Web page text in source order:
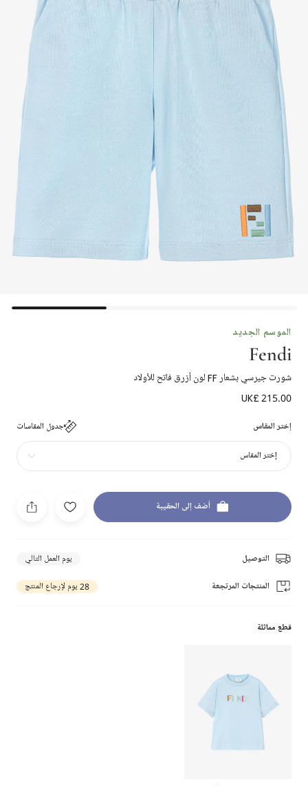
الموسم الجديد
Fendi
شورت جيرسي بشعار FF لون أزرق فاتح للأولاد
UK£ 215.00
إختر المقاس جدول المقاسات
إختر المقاس
أضف إلى الحقيبة
التوصيل يوم العمل التالي
المنتجات المرتجعة 28 يوم لإرجاع المنتج
قطع مماثلة